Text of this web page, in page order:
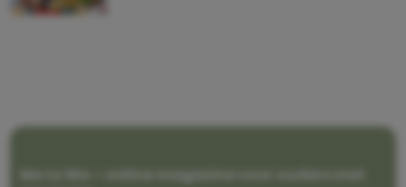
Me to We – online magazine voor ouders met